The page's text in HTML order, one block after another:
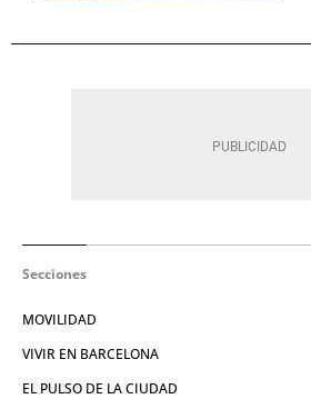
Secciones
MOVILIDAD
VIVIR EN BARCELONA
EL PULSO DE LA CIUDAD